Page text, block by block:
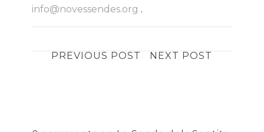
info@novessendes.org .
PREVIOUS POST NEXT POST